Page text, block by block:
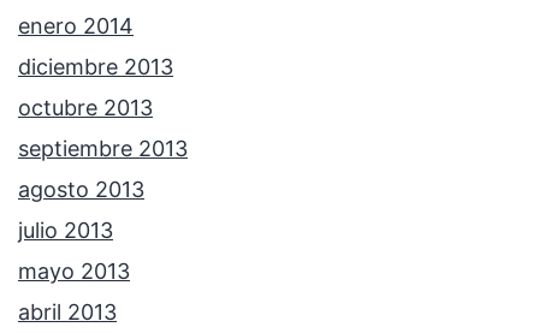
enero 2014
diciembre 2013
octubre 2013
septiembre 2013
agosto 2013
julio 2013
mayo 2013
abril 2013